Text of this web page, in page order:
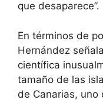
que desaparece”.
En términos de
Hernández
científica
tamaño de las
de Canarias, uno